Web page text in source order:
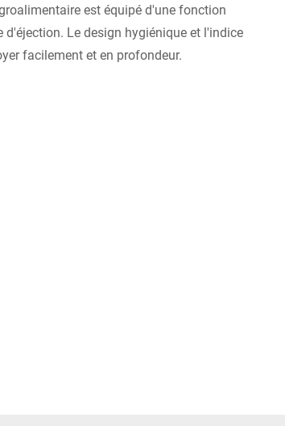
est équipé d'une fonction
d'éjection. Le design hygiénique et l'indice
facilement et en profondeur.